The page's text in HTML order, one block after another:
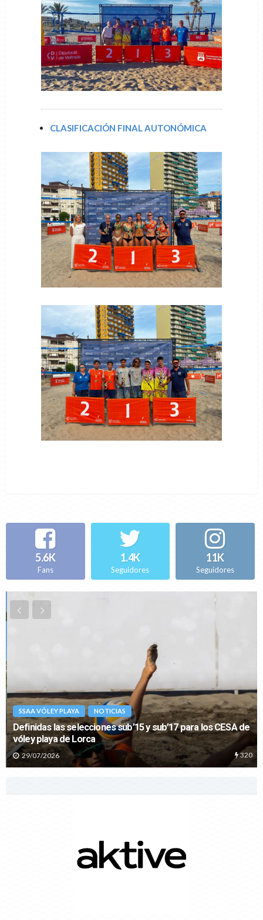
CLASIFICACIÓN FINAL AUTONÓMICA
5.6K
Fans
1.4K
Seguidores
11K
Seguidores
SSAA VÓLEY PLAYA NOTICIAS
Definidas las selecciones sub’15 y sub’17 para los CESA de
vóley playa de Lorca
29/07/2026 320